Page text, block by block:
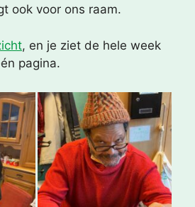
ook voor ons raam.
, en je ziet de hele week
pagina.